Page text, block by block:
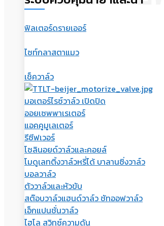
ฟิลเตอร์ดรายเออร์
ไซท์กลาสตาแมว
เช็ควาล์ว
มอเตอร์ไรซ์วาล์ว เปิดปิด
ออยเซพพาเรเตอร์
แอคคูมูเลเตอร์
รีซีฟเวอร์
โซลินอยด์วาล์วและคอยล์
โมดูเลทติ้งวาล์วหรี่ได้ บาลานซิ่งวาล์ว
บอลวาล์ว
ตัววาล์วและหัวขับ
สต๊อบวาล์วแฮนด์วาล์ว ชัทออฟวาล์ว
เอ็กแปนชั่นวาล์ว
ไฮโล สวิทซ์ความดัน